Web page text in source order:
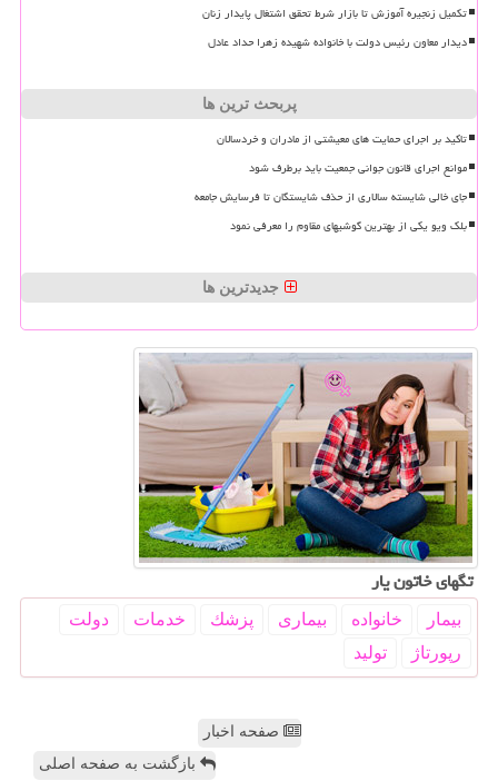
تکمیل زنجیره آموزش تا بازار شرط تحقق اشتغال پایدار زنان
دیدار معاون رئیس دولت با خانواده شهیده زهرا حداد عادل
پربحث ترین ها
تاکید بر اجرای حمایت های معیشتی از مادران و خردسالان
موانع اجرای قانون جوانی جمعیت باید برطرف شود
جای خالی شایسته سالاری از حذف شایستگان تا فرسایش جامعه
بلک ویو یکی از بهترین گوشیهای مقاوم را معرفی نمود
جدیدترین ها
تگهای خاتون یار
بیمار خانواده بیماری پزشك خدمات
دولت
رپورتاژ
تولید
صفحه اخبار
بازگشت به صفحه اصلی